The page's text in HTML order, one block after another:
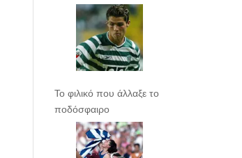
Το φιλικό που άλλαξε το
ποδόσφαιρο